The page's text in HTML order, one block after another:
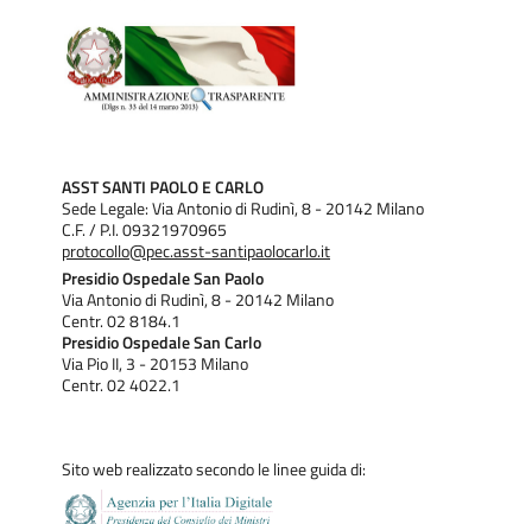
ASST SANTI PAOLO E CARLO
Sede Legale: Via Antonio di Rudinì, 8 - 20142 Milano
C.F. / P.I. 09321970965
protocollo@pec.asst-santipaolocarlo.it
Presidio Ospedale San Paolo
Via Antonio di Rudinì, 8 - 20142 Milano
Centr. 02 8184.1
Presidio Ospedale San Carlo
Via Pio II, 3 - 20153 Milano
Centr. 02 4022.1
Sito web realizzato secondo le linee guida di: